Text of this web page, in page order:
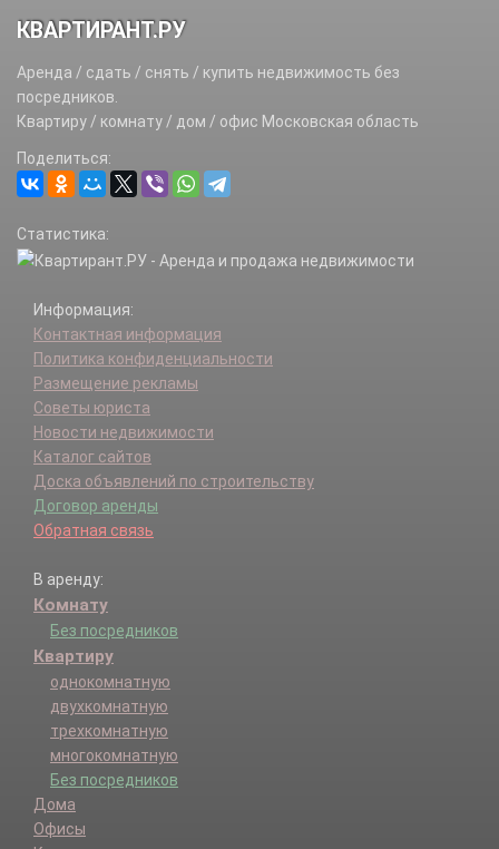
КВАРТИРАНТ.РУ
Аренда / сдать / снять / купить недвижимость без
посредников.
Квартиру / комнату / дом / офис Московская область
Поделиться:
Статистика:
Информация:
Контактная информация
Политика конфиденциальности
Размещение рекламы
Советы юриста
Новости недвижимости
Каталог сайтов
Доска объявлений по строительству
Договор аренды
Обратная связь
В аренду:
Комнату
Без посредников
Квартиру
однокомнатную
двухкомнатную
трехкомнатную
многокомнатную
Без посредников
Дома
Офисы